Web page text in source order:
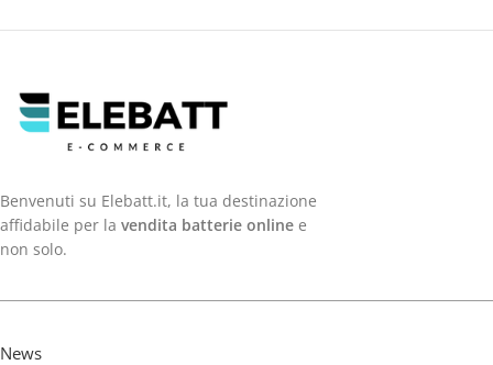
Benvenuti su Elebatt.it, la tua destinazione
affidabile per la vendita batterie online e
non solo.
News